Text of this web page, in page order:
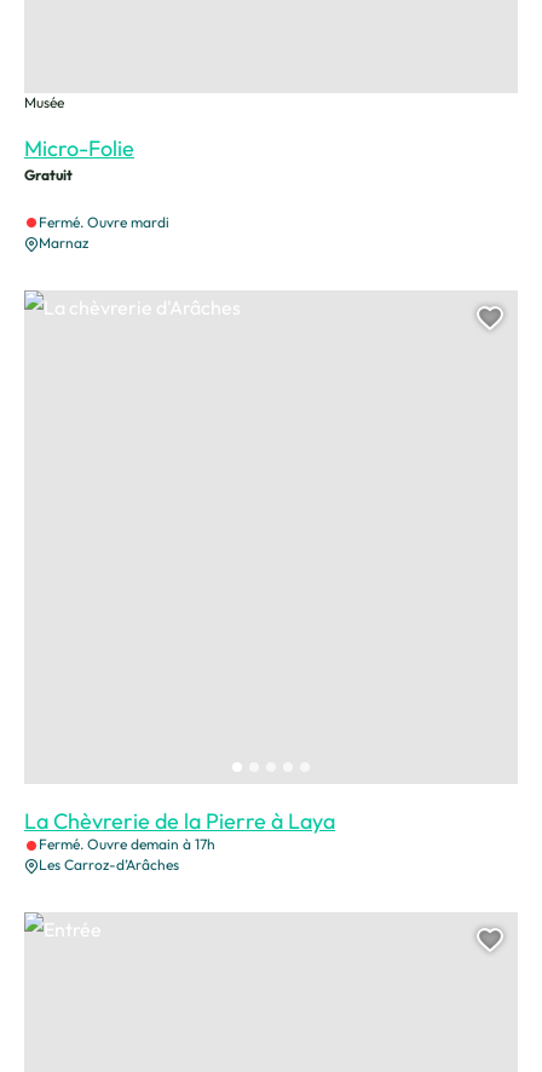
Micro-Folie
Musée
Gratuit
Fermé. Ouvre mardi
Marnaz
La Chèvrerie de la Pierre à Laya
Fermé. Ouvre demain à 17h
Les Carroz-d’Arâches
La chèvrerie d'Arâches, © Office de Tourisme Les Carroz
Entrée, © CAMT